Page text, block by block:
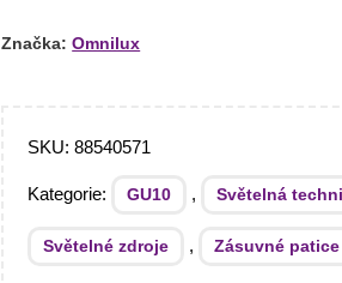
Značka: Omnilux
SKU:88540571
Kategorie: GU10 , Světelná
Světelné zdroje , Zásuvné patice